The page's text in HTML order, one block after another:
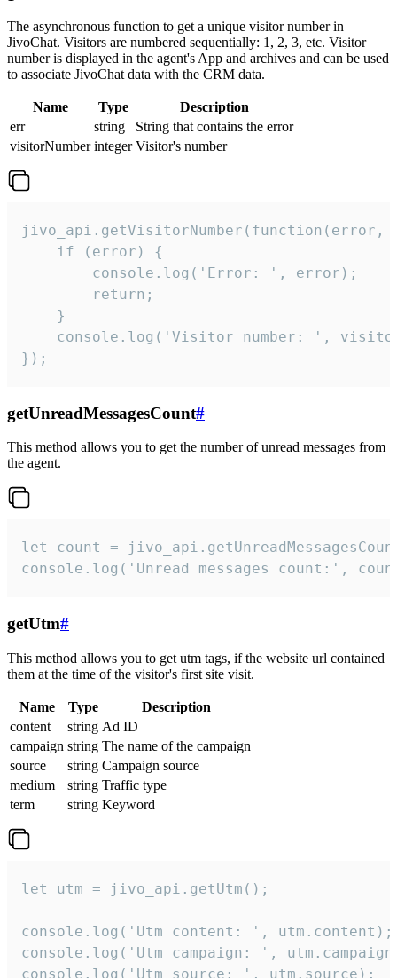
The asynchronous function to get a unique visitor number in
JivoChat. Visitors are numbered sequentially: 1, 2, 3, etc. Visitor
number is displayed in the agent's App and archives and can be used
to associate JivoChat data with the CRM data.
Name Type
Description
err
string
String that contains the error
visitorNumber integer Visitor's number
jivo_api.getVisitorNumber(function(error,
    if (error) {
        console.log('Error: ', error);
        return;
    }
console.log('Visitor number: ',
});
getUnreadMessagesCount#
This method allows you to get the number of unread messages from
the agent.
let count =
console.log('Unread messages count:',
getUtm#
This method allows you to get utm tags, if the website url contained
them at the time of the visitor's first site visit.
Name Type
Description
content
string Ad ID
campaign string The name of the campaign
source
string Campaign source
medium
string Traffic type
term
string Keyword
let utm = jivo_api.getUtm();
console.log('Utm content: ', utm.content);
console.log('Utm campaign: ',
console.log('Utm source: ', utm.source);